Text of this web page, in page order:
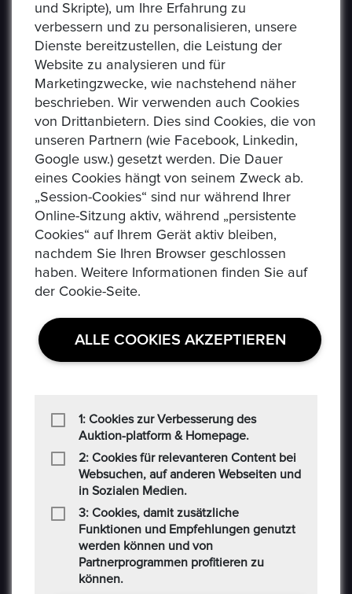
USEFUL LINKS
Datenschutzerklaerung
Häufig Gestellte Fragen
Verkäufer Richtlinien
Impressum
Kommissionsgebühren
Allgemeine Bestimmungen
Social-Media AGB
Cookie
CONTACT US
Auf der Hatterwiese 8, 63322 Rödermark
+49 6074 486 6351
+49 6074 486 6352
epoxa@epoxa.de
https://www.epoxa.de
und Skripte), um Ihre Erfahrung zu
verbessern und zu personalisieren, unsere
Dienste bereitzustellen, die Leistung der
Website zu analysieren und für
Marketingzwecke, wie nachstehend näher
beschrieben. Wir verwenden auch Cookies
von Drittanbietern. Dies sind Cookies, die von
unseren Partnern (wie Facebook, Linkedin,
Google usw.) gesetzt werden. Die Dauer
eines Cookies hängt von seinem Zweck ab.
„Session-Cookies“ sind nur während Ihrer
Online-Sitzung aktiv, während „persistente
Cookies“ auf Ihrem Gerät aktiv bleiben,
nachdem Sie Ihren Browser geschlossen
haben. Weitere Informationen finden Sie auf
der Cookie-Seite.
ALLE COOKIES AKZEPTIEREN
1: Cookies zur Verbesserung des
Auktion-platform & Homepage.
2: Cookies für relevanteren Content bei
Websuchen, auf anderen Webseiten und
in Sozialen Medien.
3: Cookies, damit zusätzliche
Funktionen und Empfehlungen genutzt
werden können und von
Partnerprogrammen profitieren zu
können.